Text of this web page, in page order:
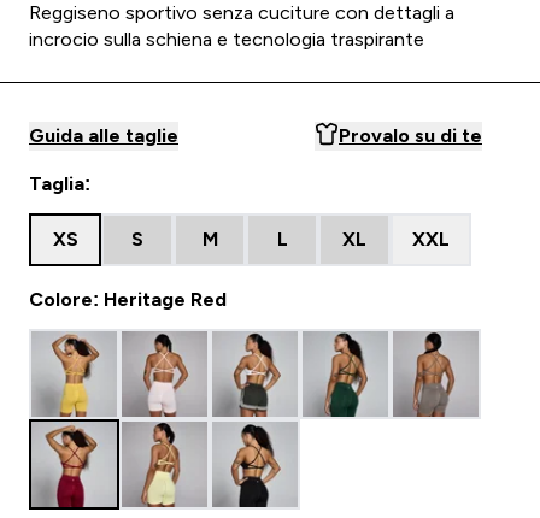
Reggiseno sportivo senza cuciture con dettagli a
incrocio sulla schiena e tecnologia traspirante
Guida alle taglie Provalo su di te
Taglia:
XS S M L XL XXL
Colore: Heritage Red